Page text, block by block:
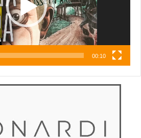
00:10